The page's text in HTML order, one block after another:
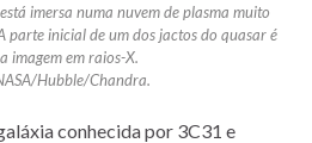
imersa numa nuvem de plasma muito
parte inicial de um dos jactos do quasar é
imagem em raios-X.
Hubble/Chandra.
conhecida por 3C31 e